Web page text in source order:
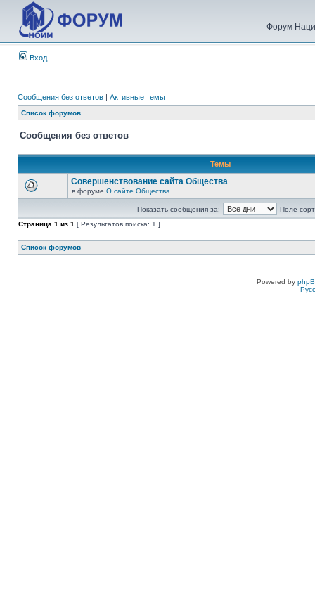
Форум
Вход
Сообщения без ответов | Активные темы
Список форумов
Сообщения без ответов
Темы
Совершенствование сайта Общества
в форуме О сайте Общества
Показать сообщения за:
Поле
Страница 1 из 1 [ Результатов поиска: 1 ]
Список форумов
Powered by